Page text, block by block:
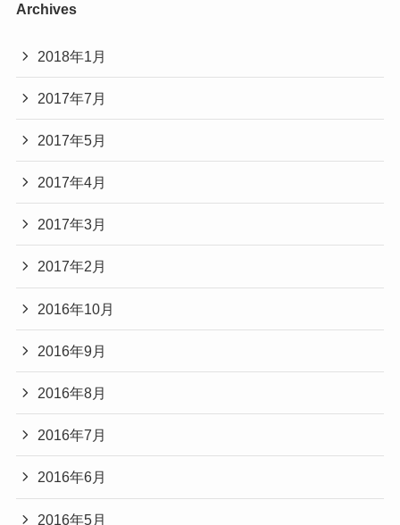
Archives
2018年1月
2017年7月
2017年5月
2017年4月
2017年3月
2017年2月
2016年10月
2016年9月
2016年8月
2016年7月
2016年6月
2016年5月